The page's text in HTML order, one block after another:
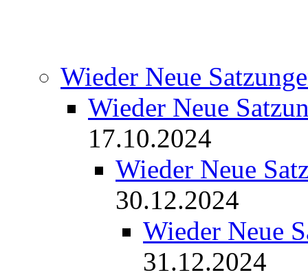
Wieder Neue
Wieder Neue
17.10.2024
Wieder Neue
30.12.2024
Wieder Neue
31.12.2024